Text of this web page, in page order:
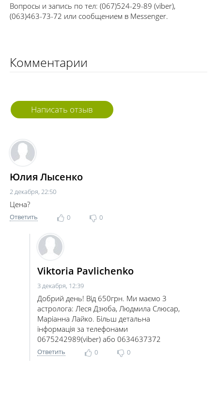
Вопросы и запись по тел: (067)524-29-89 (viber),
(063)463-73-72 или сообщением в Messenger.
Комментарии
Написать отзыв
Юлия Лысенко
2 декабря, 22:50
Цена?
Ответить 0 0
Viktoria Pavlichenko
3 декабря, 12:39
Добрий день! Від 650грн. Ми маємо 3
астролога: Леся Дзюба, Людмила Слюсар,
Маріанна Лайко. Більш детальна
інформація за телефонами
0675242989(viber) або 0634637372
Ответить 0 0